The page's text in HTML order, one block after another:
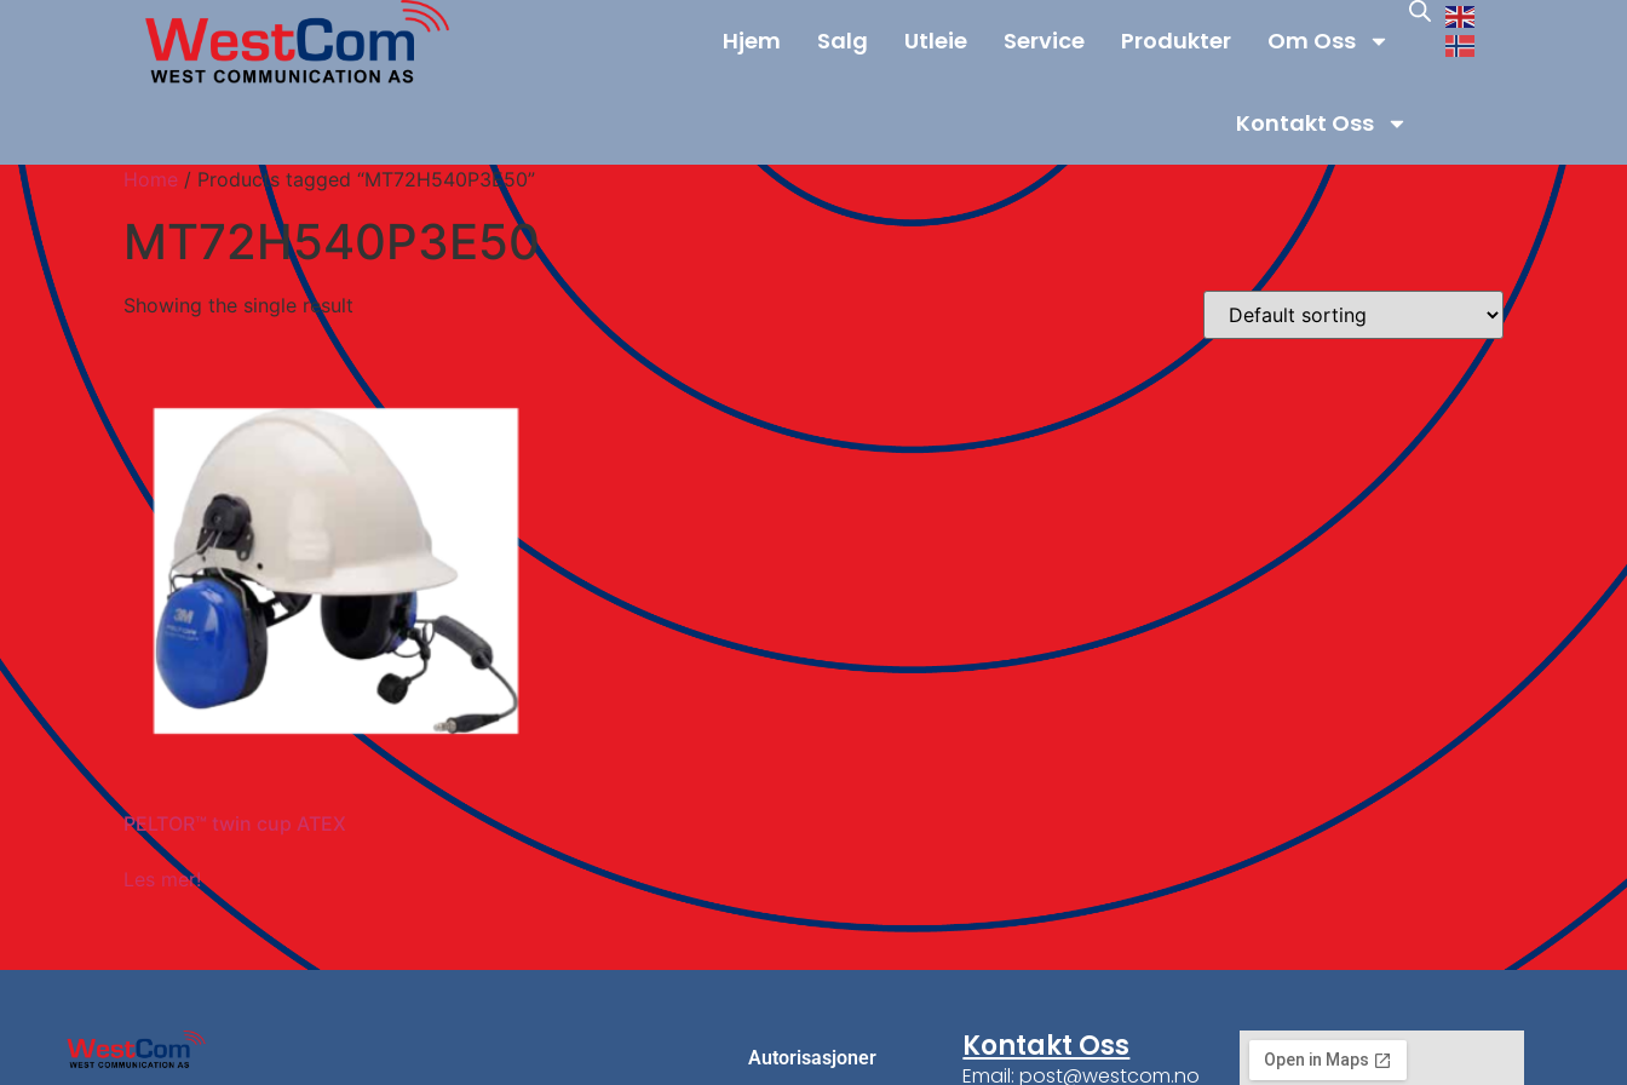
Hjem Salg Utleie Service Produkter Om Oss
Kontakt Oss
Home / Products tagged “MT72H540P3E50”
MT72H540P3E50
Showing the single result
PELTOR™ twin cup ATEX
Les mer!
Autorisasjoner Kontakt Oss
Email: post@westcom.no